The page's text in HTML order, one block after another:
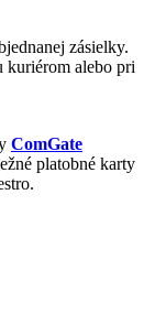
zásielky.
kuriérom alebo pri
ComGate
platobné karty